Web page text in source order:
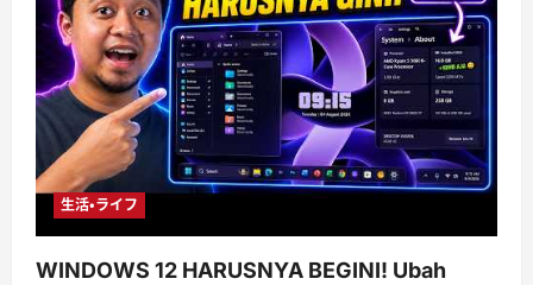
生活・ライフ
WINDOWS 12 HARUSNYA BEGINI! Ubah